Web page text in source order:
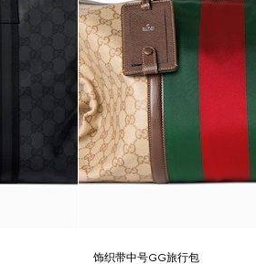
饰织带中号GG旅行包